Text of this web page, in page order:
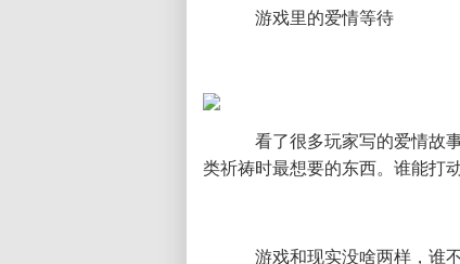
游戏里的爱情等待
看了很多玩家写的爱情故
类祈祷时最想要的东西。谁能打
游戏和现实没啥两样，谁